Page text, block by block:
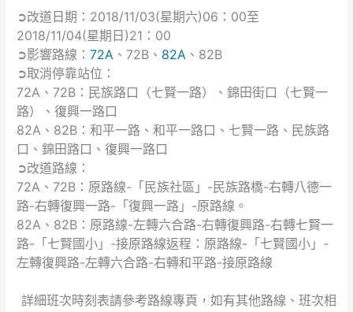
二
次
食
品
技
師
考
試
暨
普
通
考
試
不
動
經
➲改道日期：2018/11/03(星期六)06：00至
2018/11/04(星期日)21：00
➲影響路線：72A 、72B、 82A 、82B
➲取消停靠站位：
72A、72B：民族路口（七賢一路）、錦田街口（七賢一
路）、復興一路口
82A、82B：和平一路、和平一路口、七賢一路、民族路
口、錦田路口、復興一路口
➲改道路線：
72A、72B：原路線-「民族社區」-民族路橋-右轉八德一
路-右轉復興一路-「復興一路」-原路線。
82A、82B：原路線-左轉六合路-右轉復興路-右轉七賢一
路-「七賢國小」-接原路線返程：原路線-「七賢國小」-
左轉復興路-左轉六合路-右轉和平路-接原路線
詳細班次時刻表請參考路線專頁，如有其他路線、班次相
「地
方
競
選」
活
動
道
路
管
制
通
知